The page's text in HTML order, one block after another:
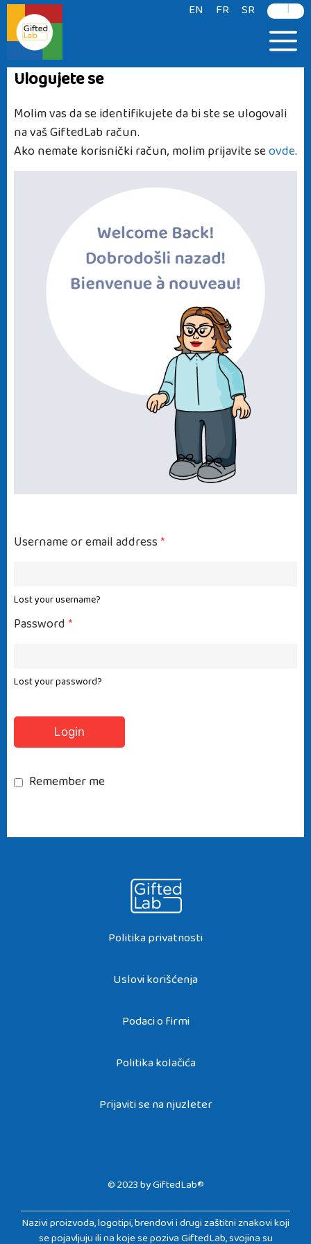
EN FR SR |
content
Ulogujete se
Molim vas da se identifikujete da bi ste se ulogovali
na vaš GiftedLab račun.
Ako nemate korisnički račun, molim prijavite seovde.
Username or email address*
Lost your username?
Password*
Lost your password?
Remember me
Politika privatnosti
Uslovi korišćenja
Podaci o firmi
Politika kolačića
Prijaviti se na njuzleter
© 2023 by GiftedLab®
Nazivi proizvoda, logotipi, brendovi i drugi zaštitni znakovi koji